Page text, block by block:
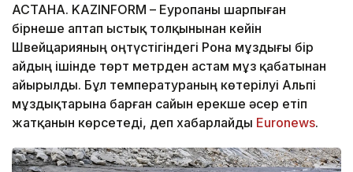
АСТАНА. KAZINFORM – Еуропаны шарпыған
бірнеше аптап ыстық толқынынан кейін
Швейцарияның оңтүстігіндегі Рона мұздығы бір
айдың ішінде төрт метрден астам мұз қабатынан
айырылды. Бұл температураның көтерілуі Альпі
мұздықтарына барған сайын ерекше әсер етіп
жатқанын көрсетеді, деп хабарлайды Еuronews.